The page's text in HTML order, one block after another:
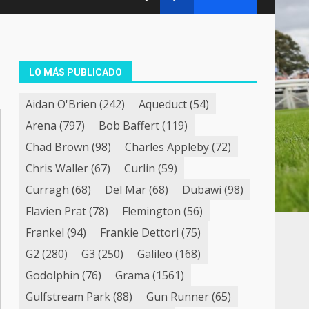
LO MÁS PUBLICADO
Aidan O'Brien (242) Aqueduct(54)
Arena (797) Bob Baffert(119)
Chad Brown (98) Charles Appleby(72)
Chris Waller(67) Curlin (59)
Curragh (68) Del Mar(68) Dubawi (98)
Flavien Prat(78) Flemington (56)
Frankel (94) Frankie Dettori (75)
G2 (280) G3 (250) Galileo (168)
Godolphin (76) Grama (1561)
Gulfstream Park(88) Gun Runner(65)